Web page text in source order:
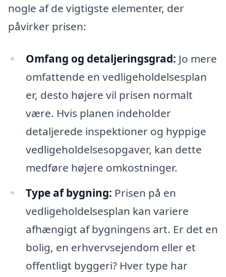
nogle af de vigtigste elementer, der
påvirker prisen:
Omfang og detaljeringsgrad: Jo mere
omfattende en vedligeholdelsesplan
er, desto højere vil prisen normalt
være. Hvis planen indeholder
detaljerede inspektioner og hyppige
vedligeholdelsesopgaver, kan dette
medføre højere omkostninger.
Type af bygning: Prisen på en
vedligeholdelsesplan kan variere
afhængigt af bygningens art. Er det en
bolig, en erhvervsejendom eller et
offentligt byggeri? Hver type har